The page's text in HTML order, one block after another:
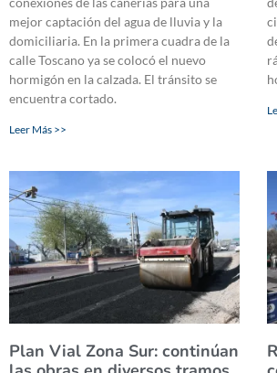
mejor captación del agua de lluvia y la
domiciliaria. En la primera cuadra de la
calle Toscano ya se colocó el nuevo
hormigón en la calzada. El tránsito se
encuentra cortado.
Leer Más >>
Plan Vial Zona Sur: continúan